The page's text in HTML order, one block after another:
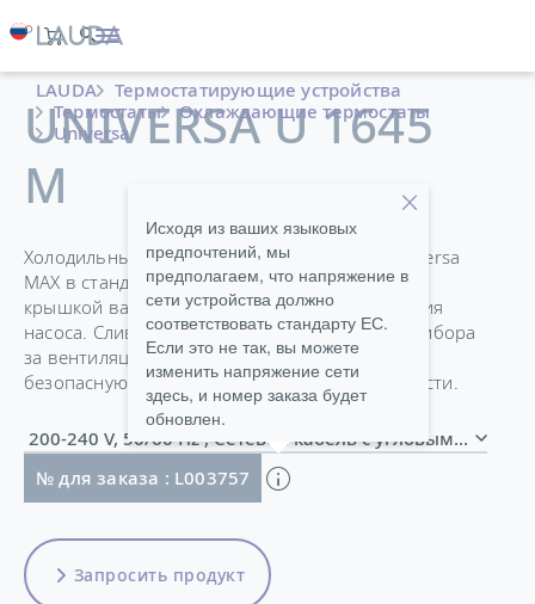
LAUDA
Термостатирующие устройства
Термостаты
Охлаждающие термостаты
Universa
UNIVERSA U 1645
M
Холодильные термостаты Universa PRO и Universa
MAX в стандартной комплектации оснащены
крышкой ванны и патрубками для подключения
насоса. Сливной кран на передней панели прибора
за вентиляционной решеткой облегчает
безопасную замену термостатирующей жидкости.
200-240 V, 50/60 Hz , Сетевой кабель с угловым
№ для заказа : L003757
Исходя из ваших языковых
предпочтений, мы
предполагаем, что напряжение в
сети устройства должно
соответствовать стандарту ЕС.
Если это не так, вы можете
изменить напряжение сети
здесь, и номер заказа будет
обновлен.
Запросить продукт